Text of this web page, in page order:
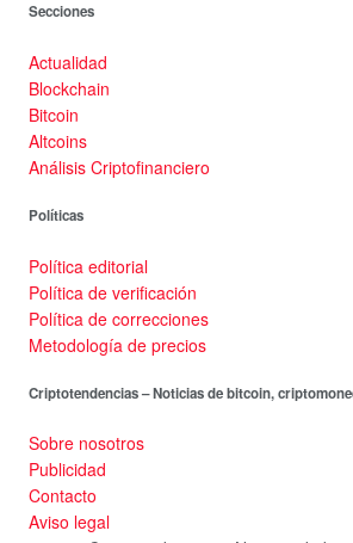
Secciones
Actualidad
Blockchain
Bitcoin
Altcoins
Análisis Criptofinanciero
Políticas
Política editorial
Política de verificación
Política de correcciones
Metodología de precios
Criptotendencias – Noticias de bitcoin,
Sobre nosotros
Publicidad
Contacto
Aviso legal